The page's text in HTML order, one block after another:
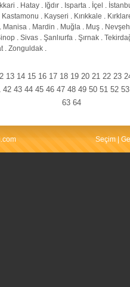
. Hatay . Iğdır . Isparta . İçel .
Kastamonu . Kayseri . Kırıkkale .
. Manisa . Mardin . Muğla . Muş .
. Sivas . Şanlıurfa . Şırnak .
. Zonguldak .
13 14 15 16 17 18 19 20 21 22 23
42 43 44 45 46 47 48 49 50 51 52 53
63 64
Seçim |